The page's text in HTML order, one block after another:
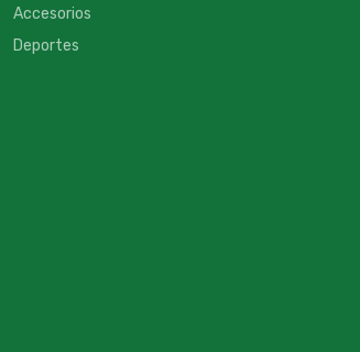
Accesorios
Deportes